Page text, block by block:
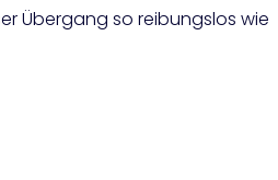
Übergang so reibungslos wie